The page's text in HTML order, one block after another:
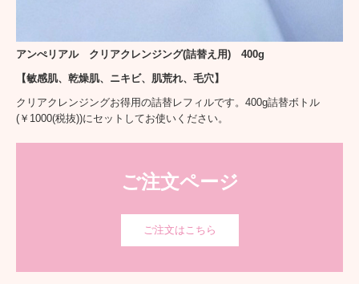
アンぺリアル クリアクレンジング(詰替え用) 400g
【敏感肌、乾燥肌、ニキビ、肌荒れ、毛穴】
クリアクレンジングお得用の詰替レフィルです。400g詰替ボトル
(￥1000(税抜))にセットしてお使いください。
ご注文ページ
ご注文はこちら